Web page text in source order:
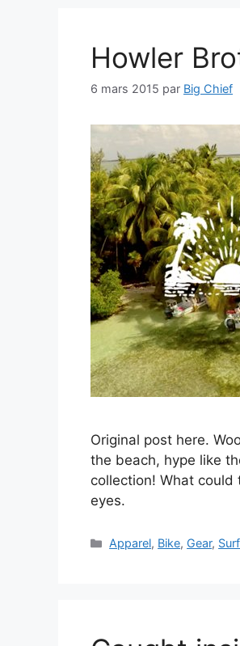
Howler
6 mars 2015 par Big Chief
Original post here.
the beach, hype like
collection! What could
eyes.
Catégories
Apparel, Bike, Gear,